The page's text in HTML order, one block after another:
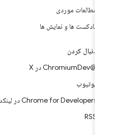
مطالعات موردی
پادکست ها و نمایش ها
دنبال کردن
یوتیوب
Chrome for Developers در لینکدین